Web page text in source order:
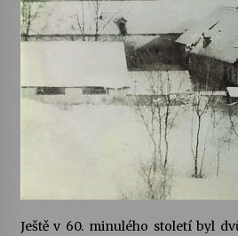
Ještě v 60. minulého století byl